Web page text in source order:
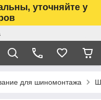
уточняйте у
для шиномонтажа